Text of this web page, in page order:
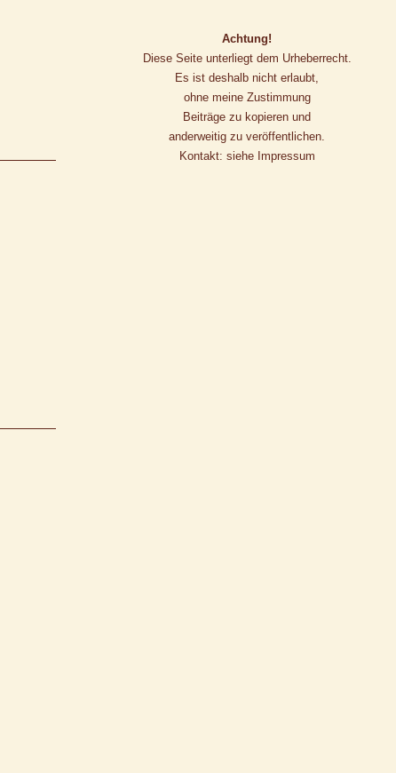
Achtung!
Diese Seite unterliegt dem Urheberrecht.
Es ist deshalb nicht erlaubt,
ohne meine Zustimmung
Beiträge zu kopieren und
anderweitig zu veröffentlichen.
Kontakt: siehe Impressum